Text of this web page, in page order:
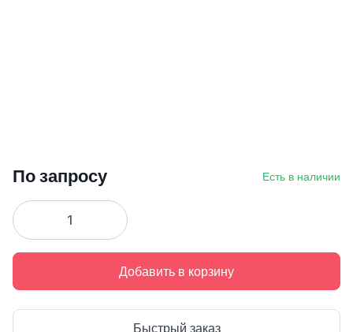
По запросу Есть в наличии
Добавить в корзину
Быстрый заказ